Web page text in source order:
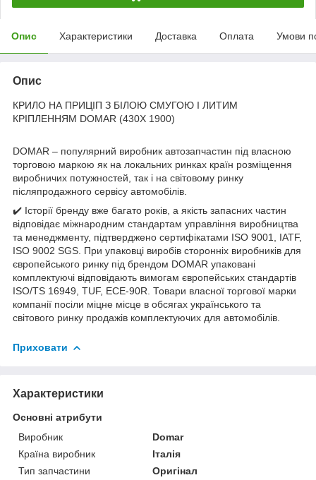
Опис Характеристики Доставка Оплата Умови
Опис
КРИЛО НА ПРИЦІП З БІЛОЮ СМУГОЮ І ЛИТИМ
КРІПЛЕННЯМ DOMAR (430Х 1900)
DOMAR – популярний виробник автозапчастин під власною
торговою маркою як на локальних ринках країн розміщення
виробничих потужностей, так і на світовому ринку
післяпродажного сервісу автомобілів.
✔️ Історії бренду вже багато років, а якість запасних частин
відповідає міжнародним стандартам управління виробництва
та менеджменту, підтверджено сертифікатами ISO 9001, IATF,
ISO 9002 SGS. При упаковці виробів сторонніх виробників для
європейського ринку під брендом DOMAR упаковані
комплектуючі відповідають вимогам європейських стандартів
ISO/TS 16949, TUF, ECE-90R. Товари власної торгової марки
компанії посіли міцне місце в обсягах українського та
світового ринку продажів комплектуючих для автомобілів.
Приховати
Характеристики
Основні атрибути
Виробник
Domar
Країна виробник
Італія
Тип запчастини
Оригінал